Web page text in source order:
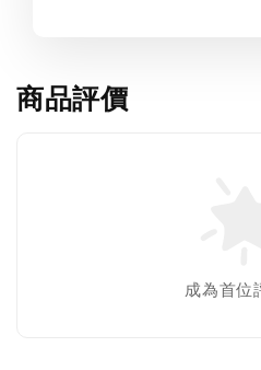
商品評價
成為首位